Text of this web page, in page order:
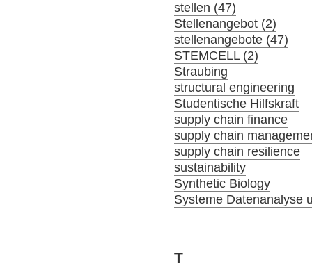
stellen (47)
Stellenangebot (2)
stellenangebote (47)
STEMCELL (2)
Straubing
structural engineering
Studentische Hilfskraft
supply chain finance
supply chain
supply chain resilience
sustainability
Synthetic Biology
Systeme Datenanalyse
T